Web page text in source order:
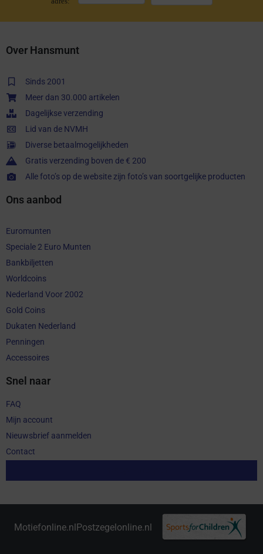
Over Hansmunt
Sinds 2001
Meer dan 30.000 artikelen
Dagelijkse verzending
Lid van de NVMH
Diverse betaalmogelijkheden
Gratis verzending boven de € 200
Alle foto’s op de website zijn foto’s van soortgelijke producten
Ons aanbod
Euromunten
Speciale 2 Euro Munten
Bankbiljetten
Worldcoins
Nederland Voor 2002
Gold Coins
Dukaten Nederland
Penningen
Accessoires
Snel naar
FAQ
Mijn account
Nieuwsbrief aanmelden
Contact
Motiefonline.nlPostzegelonline.nl